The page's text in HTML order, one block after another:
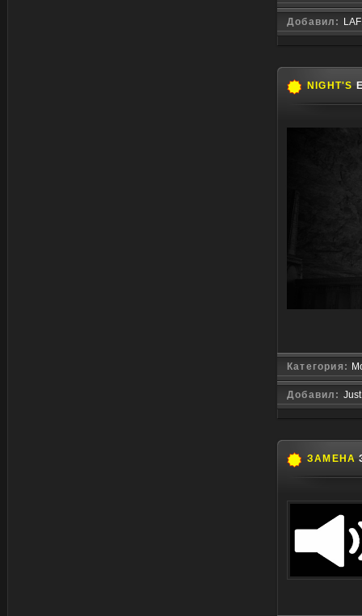
Добавил:
NIGHT'S
Категория:
Добавил:
ЗАМЕНА